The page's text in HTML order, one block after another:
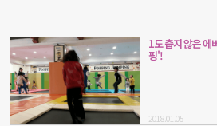
1도 춥지 않은 에버랜드 최고의 액티비티 '팝핑 점
핑'!
2018.01.05